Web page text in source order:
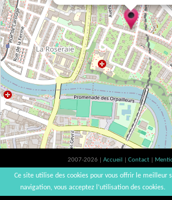
2007-2026 | Accueil Contact
L'abus d'alcool est dangereux pour la santé, à
vinsnaturels | v3.12
Ce site utilise des cookies pour vous offrir le meilleur
navigation, vous acceptez l’utilisation des cookies.